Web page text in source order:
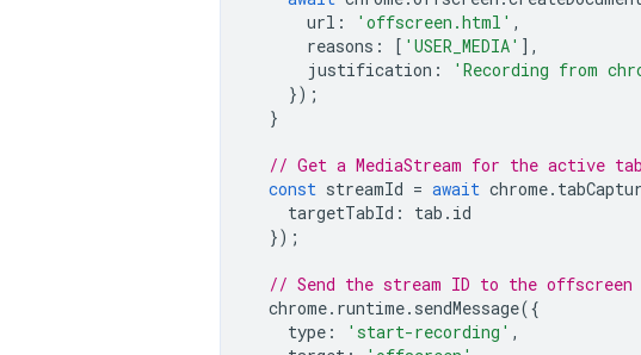
url : 'offscreen.html' ,
reasons : [ 'USER_MEDIA' ],
justification : 'Recording from
});
}
// Get a MediaStream for the active
const streamId = await chrome.
targetTabId : tab . id
});
// Send the stream ID to the
chrome. runtime. sendMessage({
type : 'start-recording' ,